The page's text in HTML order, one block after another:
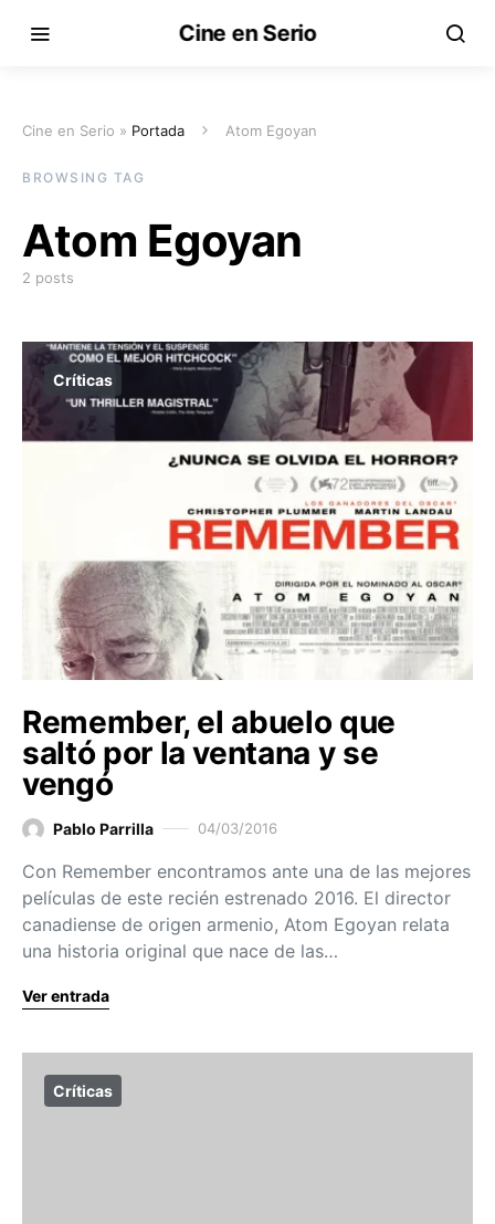
Cine en Serio
Cine en Serio » Portada Atom Egoyan
BROWSING TAG
Atom Egoyan
2 posts
Críticas
Remember, el abuelo que
saltó por la ventana y se
vengó
Pablo Parrilla 04/03/2016
Con Remember encontramos ante una de las mejores
películas de este recién estrenado 2016. El director
canadiense de origen armenio, Atom Egoyan relata
una historia original que nace de las…
Ver entrada
Críticas